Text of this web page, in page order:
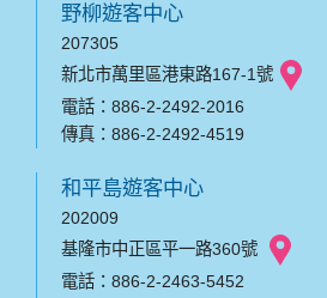
野柳遊客中心
207305
新北市萬里區港東路167-1號
電話：886-2-2492-2016
傳真：886-2-2492-4519
和平島遊客中心
202009
基隆市中正區平一路360號
電話：886-2-2463-5452